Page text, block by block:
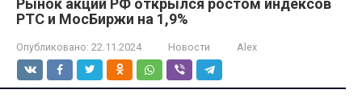
Рынок акций РФ открылся ростом индексов
РТС и МосБиржи на 1,9%
Опубликовано: 22.11.2024 Новости Alex